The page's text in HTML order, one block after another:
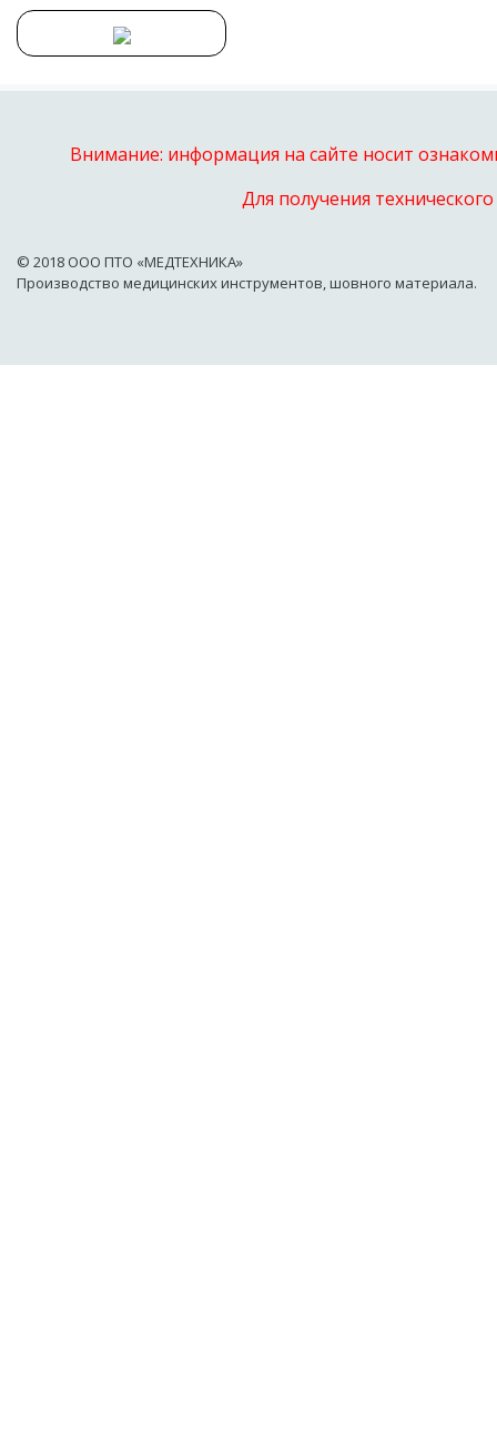
Внимание: информация на сайте носит
Для получения
© 2018 OOO ПТО «МЕДТЕХНИКА»
Производство медицинских инструментов, шовного материала.